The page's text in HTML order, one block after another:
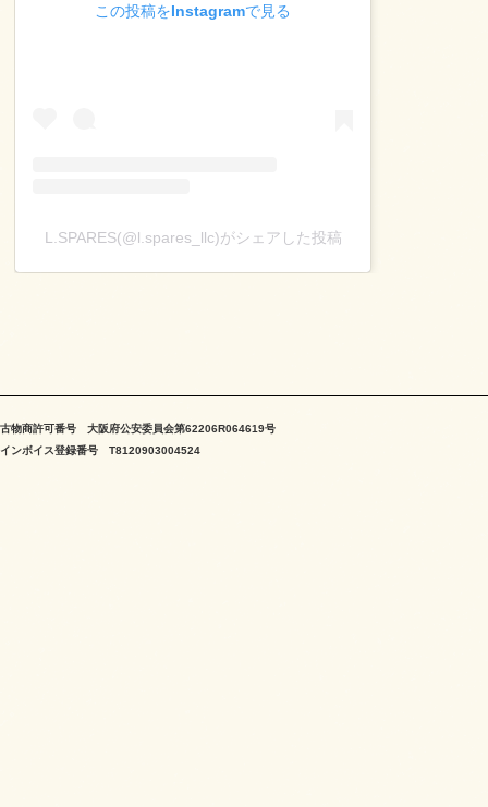
この投稿をInstagramで見る
L.SPARES(@l.spares_llc)がシェアした投稿
古物商許可番号 大阪府公安委員会第62206R064619号
インボイス登録番号 T8120903004524